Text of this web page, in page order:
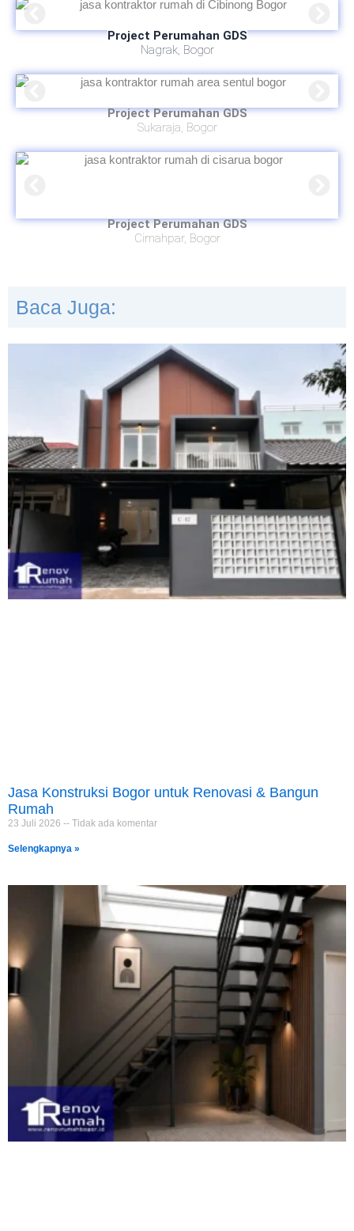
Project Perumahan GDS
Nagrak, Bogor
Project Perumahan GDS
Sukaraja, Bogor
Project Perumahan GDS
Cimahpar, Bogor
Baca Juga:
Jasa Konstruksi Bogor untuk Renovasi & Bangun
Rumah
23 Juli 2026 Tidak ada komentar
Selengkapnya »